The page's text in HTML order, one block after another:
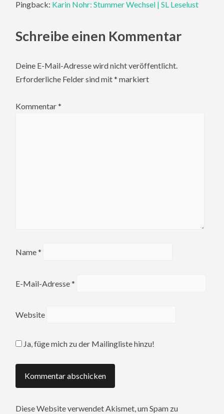
Pingback: Karin Nohr: Stummer Wechsel | SL Leselust
Schreibe einen Kommentar
Deine E-Mail-Adresse wird nicht veröffentlicht.
Erforderliche Felder sind mit* markiert
Kommentar*
Name*
E-Mail-Adresse*
Website
Ja, füge mich zu der Mailingliste hinzu!
Diese Website verwendet Akismet, um Spam zu